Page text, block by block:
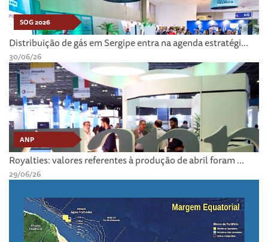
SOG 2026
Distribuição de gás em Sergipe entra na agenda estratégi...
30/06/26
ANP
Royalties: valores referentes à produção de abril foram ...
29/06/26